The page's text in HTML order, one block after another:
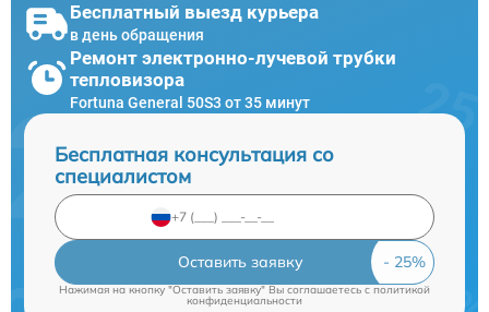
Бесплатный выезд курьера
в день обращения
Ремонт электронно-лучевой трубки
тепловизора
Fortuna General 50S3 от 35 минут
Бесплатная консультация со
специалистом
Оставить заявку
Нажимая на кнопку "Оставить заявку" Вы соглашаетесь cполитикой
конфиденциальности